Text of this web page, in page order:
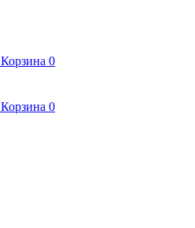
Корзина 0
Корзина 0